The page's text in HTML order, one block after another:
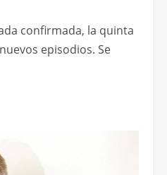
confirmada, la quinta
episodios. Se